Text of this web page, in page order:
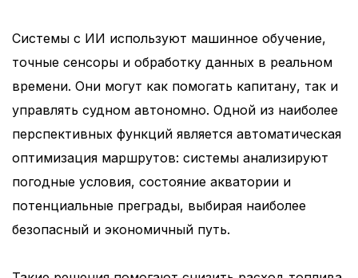
Системы с ИИ используют машинное обучение,
точные сенсоры и обработку данных в реальном
времени. Они могут как помогать капитану, так и
управлять судном автономно. Одной из наиболее
перспективных функций является автоматическая
оптимизация маршрутов: системы анализируют
погодные условия, состояние акватории и
потенциальные преграды, выбирая наиболее
безопасный и экономичный путь.